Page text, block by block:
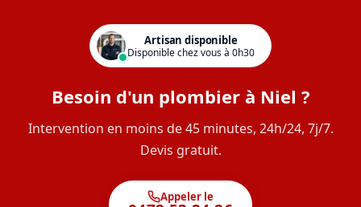
Artisan disponible
Disponible chez vous à 0h30
Besoin d'un plombier à Niel ?
Intervention en moins de 45 minutes, 24h/24, 7j/7.
Devis gratuit.
Appeler le